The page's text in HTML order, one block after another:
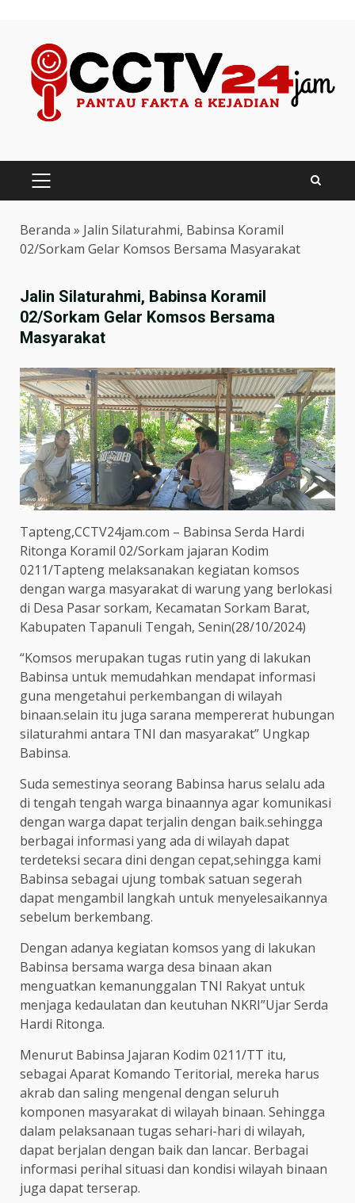
content
PRIMARY
MENU
Beranda » Jalin Silaturahmi, Babinsa Koramil
02/Sorkam Gelar Komsos Bersama Masyarakat
Jalin Silaturahmi, Babinsa Koramil
02/Sorkam Gelar Komsos Bersama
Masyarakat
Tapteng,CCTV24jam.com – Babinsa Serda Hardi
Ritonga Koramil 02/Sorkam jajaran Kodim
0211/Tapteng melaksanakan kegiatan komsos
dengan warga masyarakat di warung yang berlokasi
di Desa Pasar sorkam, Kecamatan Sorkam Barat,
Kabupaten Tapanuli Tengah, Senin(28/10/2024)
“Komsos merupakan tugas rutin yang di lakukan
Babinsa untuk memudahkan mendapat informasi
guna mengetahui perkembangan di wilayah
binaan.selain itu juga sarana mempererat hubungan
silaturahmi antara TNI dan masyarakat” Ungkap
Babinsa.
Suda semestinya seorang Babinsa harus selalu ada
di tengah tengah warga binaannya agar komunikasi
dengan warga dapat terjalin dengan baik.sehingga
berbagai informasi yang ada di wilayah dapat
terdeteksi secara dini dengan cepat,sehingga kami
Babinsa sebagai ujung tombak satuan segerah
dapat mengambil langkah untuk menyelesaikannya
sebelum berkembang.
Dengan adanya kegiatan komsos yang di lakukan
Babinsa bersama warga desa binaan akan
menguatkan kemanunggalan TNI Rakyat untuk
menjaga kedaulatan dan keutuhan NKRI”Ujar Serda
Hardi Ritonga.
Menurut Babinsa Jajaran Kodim 0211/TT itu,
sebagai Aparat Komando Teritorial, mereka harus
akrab dan saling mengenal dengan seluruh
komponen masyarakat di wilayah binaan. Sehingga
dalam pelaksanaan tugas sehari-hari di wilayah,
dapat berjalan dengan baik dan lancar. Berbagai
informasi perihal situasi dan kondisi wilayah binaan
juga dapat terserap.